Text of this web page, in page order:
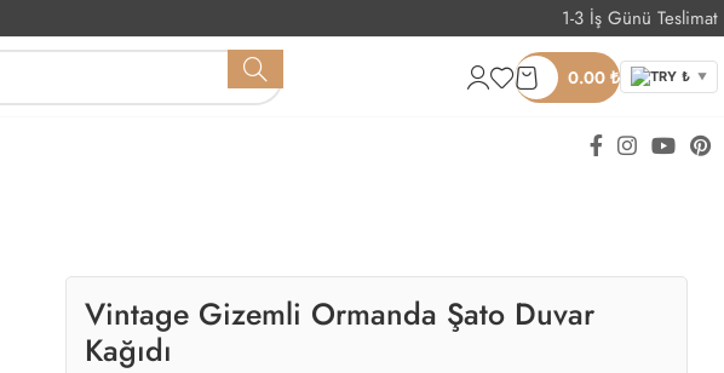
1-3 İş Günü Teslimat
0.00 ₺ TRY ₺ ▼
Vintage Gizemli Ormanda Şato Duvar
Kağıdı